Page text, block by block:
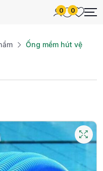
0 0
Ống mềm hút vệ